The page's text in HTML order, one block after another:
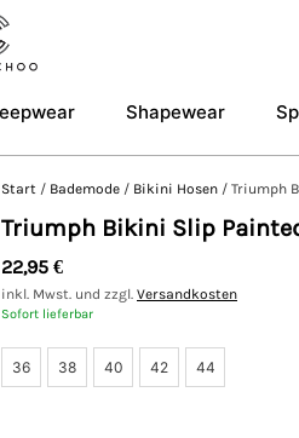
Shapewear
Start / Bademode / Bikini Hosen / Triumph
Triumph Bikini Slip
22,95 €
inkl. Mwst. und zzgl. Versandkosten
Sofort lieferbar
36 38 40 42 44